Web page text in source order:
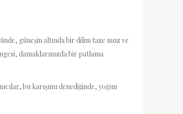
güneşin altında bir dilim taze muz ve
damaklarınızda bir patlama
bu karışımı denediğinde, yoğun